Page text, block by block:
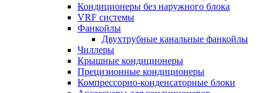
Кондиционеры без наружного блока
VRF системы
Фанкойлы
Двухтрубные канальные фанкойлы
Чиллеры
Крышные кондиционеры
Прецизионные кондиционеры
Компрессорно-конденсаторные блоки